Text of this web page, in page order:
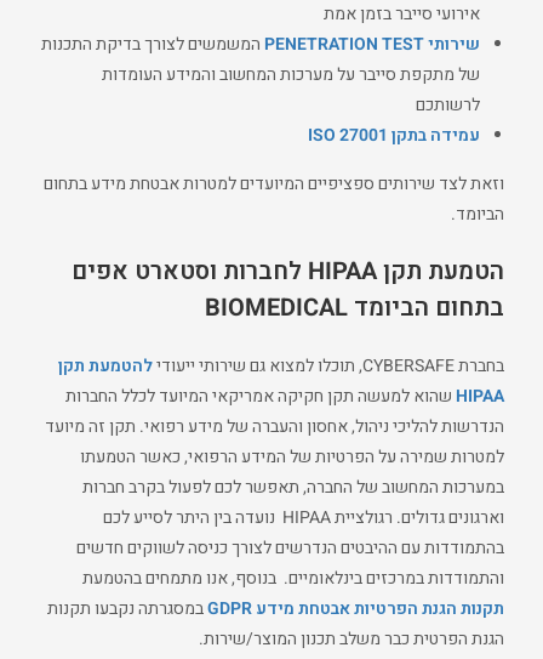
אירועי סייבר בזמן אמת
שירותי PENETRATION TEST
המשמשים לצורך בדיקת התכנות
של מתקפת סייבר על מערכות המחשוב והמידע העומדות
לרשותכם
עמידה בתקן ISO 27001
וזאת לצד שירותים ספציפיים המיועדים למטרות אבטחת מידע בתחום
הביומד.
הטמעת תקןHIPAA לחברות וסטארט אפים
בתחום הביומדBIOMEDICAL
בחברת CYBERSAFE, תוכלו למצוא גם שירותי ייעודי
להטמעת תקן
HIPAA שהוא למעשה תקן חקיקה אמריקאי המיועד לכלל החברות
הנדרשות להליכי ניהול, אחסון והעברה של מידע רפואי. תקן זה מיועד
למטרות שמירה על הפרטיות של המידע הרפואי, כאשר הטמעתו
במערכות המחשוב של החברה, תאפשר לכם לפעול בקרב חברות
וארגונים גדולים. רגולציית HIPAA נועדה בין היתר לסייע לכם
בהתמודדות עם ההיבטים הנדרשים לצורך כניסה לשווקים חדשים
והתמודדות במרכזים בינלאומיים. בנוסף, אנו מתמחים בהטמעת
תקנות הגנת הפרטיות אבטחת מידע GDPR
במסגרתה נקבעו תקנות
הגנת הפרטית כבר משלב תכנון המוצר/שירות.